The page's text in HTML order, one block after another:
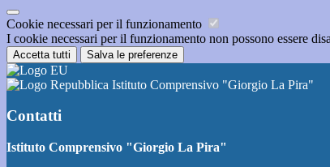
Cookie necessari per il funzionamento
I cookie necessari per il funzionamento non possono essere
Accetta tutti Salva le preferenze
Istituto Comprensivo "Giorgio La Pira"
Contatti
Istituto Comprensivo "Giorgio La Pira"